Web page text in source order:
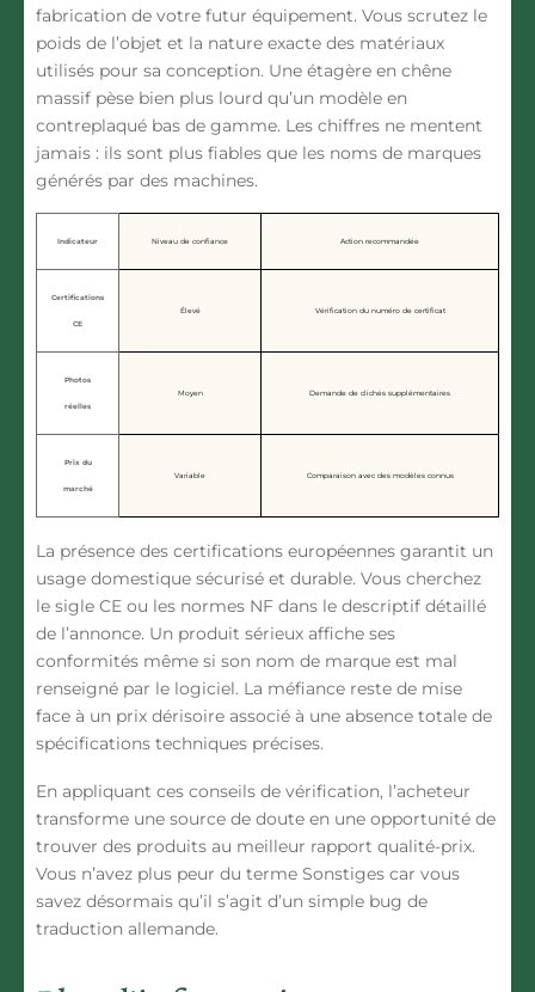
fabrication de votre futur équipement. Vous scrutez le
poids de l’objet et la nature exacte des matériaux
utilisés pour sa conception. Une étagère en chêne
massif pèse bien plus lourd qu’un modèle en
contreplaqué bas de gamme. Les chiffres ne mentent
jamais : ils sont plus fiables que les noms de marques
générés par des machines.
Indicateur Niveau de confiance Action recommandée
Certifications
CE
Élevé Vérification du numéro de certificat
Photos
réelles
Moyen Demande de clichés supplémentaires
Prix du
marché
Variable Comparaison avec des modèles connus
La présence des certifications européennes garantit un
usage domestique sécurisé et durable. Vous cherchez
le sigle CE ou les normes NF dans le descriptif détaillé
de l’annonce. Un produit sérieux affiche ses
conformités même si son nom de marque est mal
renseigné par le logiciel. La méfiance reste de mise
face à un prix dérisoire associé à une absence totale de
spécifications techniques précises.
En appliquant ces conseils de vérification, l’acheteur
transforme une source de doute en une opportunité de
trouver des produits au meilleur rapport qualité-prix.
Vous n’avez plus peur du terme Sonstiges car vous
savez désormais qu’il s’agit d’un simple bug de
traduction allemande.